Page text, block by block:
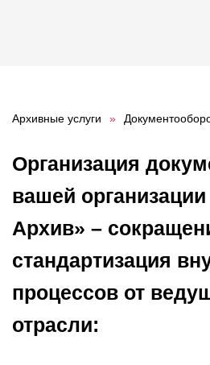
Блог
Заказать
Заказать
Архивные услуги »
Организация
вашей
Архив» –
стандартизация
процессов от
отрасли: